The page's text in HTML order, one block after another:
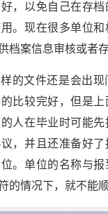
，以免自己在存
。现在很多单位和
档案信息审核或者存
的文件还是会出现
比较完好，但是上
人在毕业时可能
，并且还准备好
。单位的名称与
的情况下，就不能顺